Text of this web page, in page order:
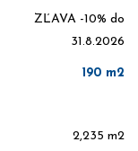
ZĽAVA -10% do
31.8.2026
190m2
2,235 m2